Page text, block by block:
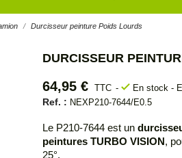
Durcisseur peinture Poids Lourds
DURCISSEUR
64,95 € TTC check En stock -
Ref. : NEXP210-7644/E0.5
Le P210-7644 est un
peintures TURBO VISION,
25°.